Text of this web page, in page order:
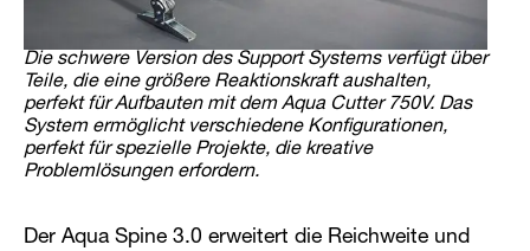
Die schwere Version des Support Systems verfügt über
Teile, die eine größere Reaktionskraft aushalten,
perfekt für Aufbauten mit dem Aqua Cutter 750V. Das
System ermöglicht verschiedene Konfigurationen,
perfekt für spezielle Projekte, die kreative
Problemlösungen erfordern.
Der Aqua Spine 3.0 erweitert die Reichweite und